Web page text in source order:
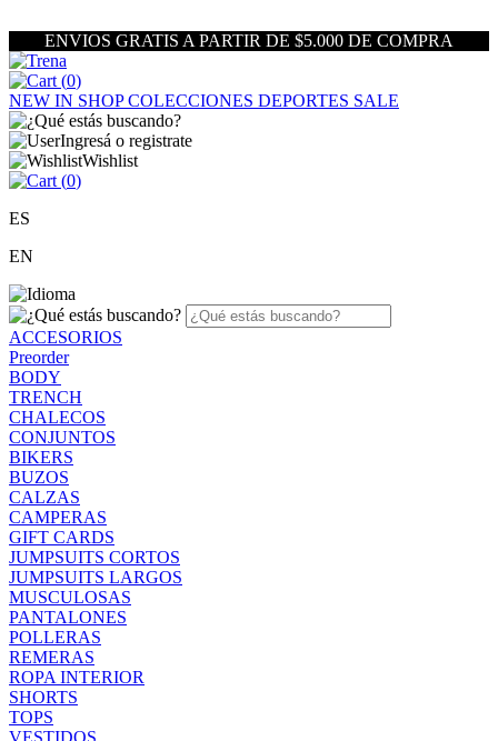
ENVIOS GRATIS A PARTIR DE $5.000 DE COMPRA
(0)
NEW IN SHOPCOLECCIONES DEPORTES SALE
Ingresá o registrate
Wishlist
(0)
ES
EN
ACCESORIOS
Preorder
BODY
TRENCH
CHALECOS
CONJUNTOS
BIKERS
BUZOS
CALZAS
CAMPERAS
GIFT CARDS
JUMPSUITS CORTOS
JUMPSUITS LARGOS
MUSCULOSAS
PANTALONES
POLLERAS
REMERAS
ROPA INTERIOR
SHORTS
TOPS
VESTIDOS